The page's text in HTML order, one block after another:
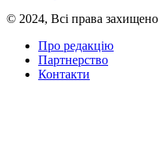
© 2024, Всі права захищено
Про редакцію
Партнерство
Контакти